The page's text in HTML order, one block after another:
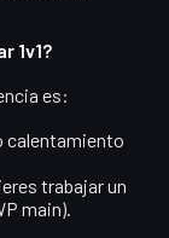
1v1?
es:
calentamiento
trabajar un
main).